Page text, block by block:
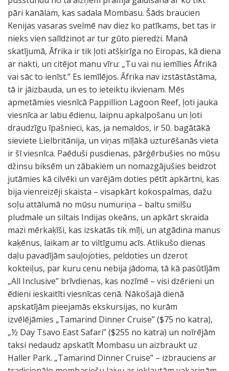
pāri kanālam, kas sadala Mombasu. Šāds braucien
Kenijas vasaras svelmē nav diez ko patīkams, bet tas ir
nieks vien salīdzinot ar tur gūto pieredzi. Manā
skatījumā, Āfrika ir tik ļoti atšķirīga no Eiropas, kā diena
ar nakti, un citējot manu vīru: „Tu vai nu iemīlies Āfrikā
vai sāc to ienīst.” Es iemīlējos. Āfrika nav izstāstāstāma,
tā ir jāizbauda, un es to ieteiktu ikvienam. Mēs
apmetāmies viesnīcā Pappillion Lagoon Reef, ļoti jauka
viesnīca ar labu ēdienu, laipnu apkalpošanu un ļoti
draudzīgu īpašnieci, kas, ja nemaldos, ir 50. bagātākā
sieviete Lielbritānija, un viņas mīļākā uzturēšanās vieta
ir šī viesnīca. Paēduši pusdienas, pārģērbušies no mūsu
džinsu biksēm un zābakiem un nomazgājušies beidzot
jutāmies kā cilvēki un varējām doties pētīt apkārtni, kas
bija vienreizēji skaista – visapkārt kokospalmas, dažu
soļu attālumā no mūsu numuriņa – baltu smilšu
pludmale un siltais Indijas okeāns, un apkārt skraida
mazi mērkaķīši, kas izskatās tik mīļi, un atgādina manus
kaķēnus, laikam ar to viltīgumu acīs. Atlikušo dienas
daļu pavadījām sauļojoties, peldoties un dzerot
kokteiļus, par kuru cenu nebija jādoma, tā kā pasūtījām
„All Inclusive” brīvdienas, kas nozīmē – visi dzērieni un
ēdieni ieskaitīti viesnīcas cenā. Nākošajā dienā
apskatījām pieejamās ekskursijas, no kurām
izvēlējāmies „Tamarind Dinner Cruise” ($75 no katra),
„½ Day Tsavo East Safari” ($255 no katra) un noīrējām
taksi nedaudz apskatīt Mombasu un aizbraukt uz
Haller Park. „Tamarind Dinner Cruise” – izbrauciens ar